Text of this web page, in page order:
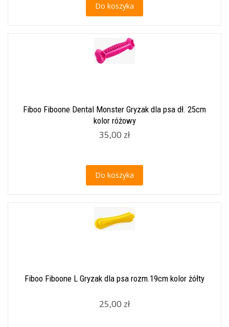
Do koszyka
Fiboo Fiboone Dental Monster Gryzak dla psa dł. 25cm
kolor różowy
35,00 zł
Do koszyka
Fiboo Fiboone L Gryzak dla psa rozm.19cm kolor żółty
25,00 zł